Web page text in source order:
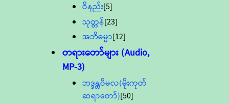
ဝိနည်း[5]
သုတ္တန်[23]
အဘိဓမ္မာ[12]
တရားတော်များ (Audio,
MP-3)
ဘဒ္ဒန္တဝိမလ(မိုးကုတ်
ဆရာတော်)[50]